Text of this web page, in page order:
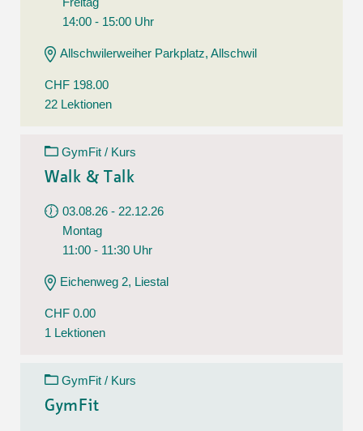
14:00 - 15:00 Uhr
Allschwilerweiher Parkplatz, Allschwil
CHF 198.00
22 Lektionen
GymFit / Kurs
Walk & Talk
03.08.26 - 22.12.26
Montag
11:00 - 11:30 Uhr
Eichenweg 2, Liestal
CHF 0.00
1 Lektionen
GymFit / Kurs
GymFit